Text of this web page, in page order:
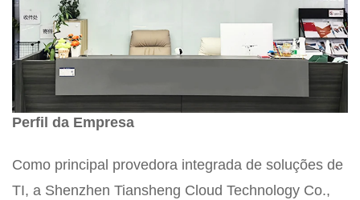
Perfil da Empresa
Como principal provedora integrada de soluções de
TI, a Shenzhen Tiansheng Cloud Technology Co.,